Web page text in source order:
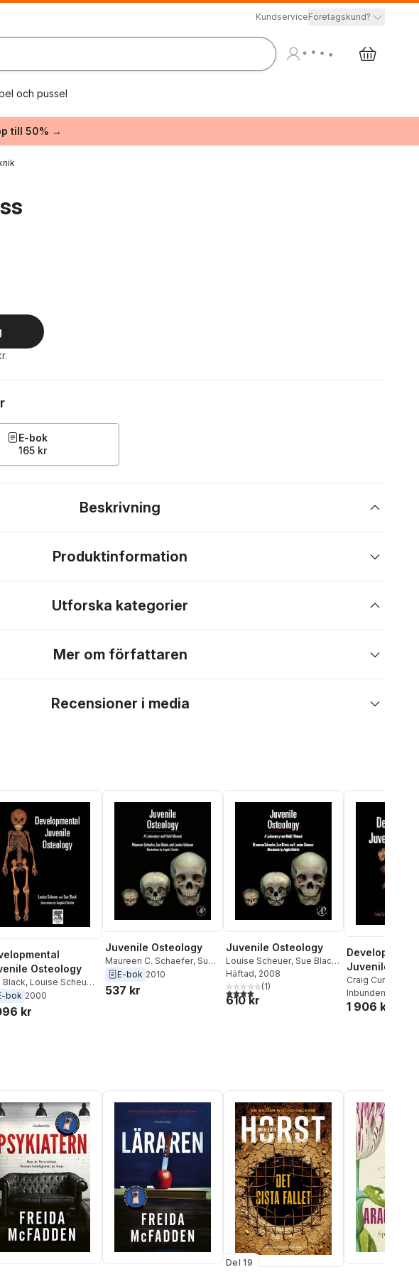
KundserviceFöretagskund?
och pussel
till 50% →
E-bok
165 kr
Beskrivning
Produktinformation
Utforska kategorier
Mer om författaren
Recensioner i media
Osteology
Black, Louise Scheuer
Cunningham
bok 2000
kr
Juvenile Osteology
Maureen C. Schaefer, Sue
Black,Louise Scheuer
E-bok 2010
537 kr
Juvenile Osteology
Louise Scheuer, Sue Black ,
Maureen C. Schaefer
Häftad, 2008
4,0utav 5 stjärnor. Totalt antal röster:
(1)
610 kr
Juvenile
Craig
Scheuer,
Inbunden
1 906 kr
Del 19